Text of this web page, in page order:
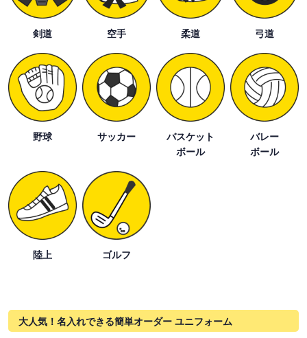
剣道 空手 柔道 弓道
野球 サッカー
バスケット
ボール
バレー
ボール
陸上 ゴルフ
大人気！名入れできる簡単オーダー ユニフォーム